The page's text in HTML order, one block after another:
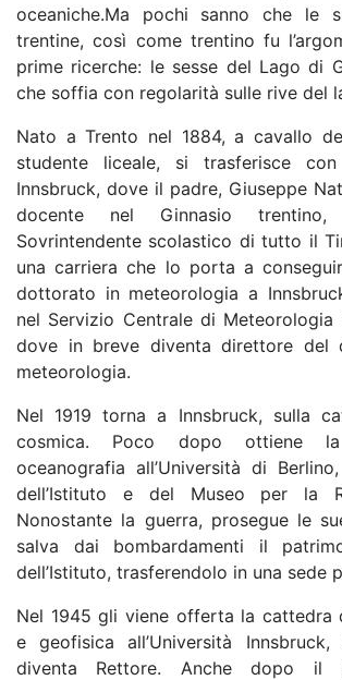
oceaniche.Ma pochi sanno che le
trentine, così come trentino fu
prime ricerche: le sesse del Lago di
che soffia con regolarità sulle rive del
Nato a Trento nel 1884, a cavallo
studente liceale, si trasferisce
Innsbruck, dove il padre, Giuseppe
docente nel Ginnasio
Sovrintendente scolastico di tutto il
una carriera che lo porta a
dottorato in meteorologia a
nel Servizio Centrale di Meteorologia
dove in breve diventa direttore del
meteorologia.
Nel 1919 torna a Innsbruck, sulla
cosmica. Poco dopo ottiene
oceanografia all’Università di
dell’Istituto e del Museo per la
Nonostante la guerra, prosegue le
salva dai bombardamenti il
dell’Istituto, trasferendolo in una sede
Nel 1945 gli viene offerta la cattedra
e geofisica all’Università
diventa Rettore. Anche dopo il